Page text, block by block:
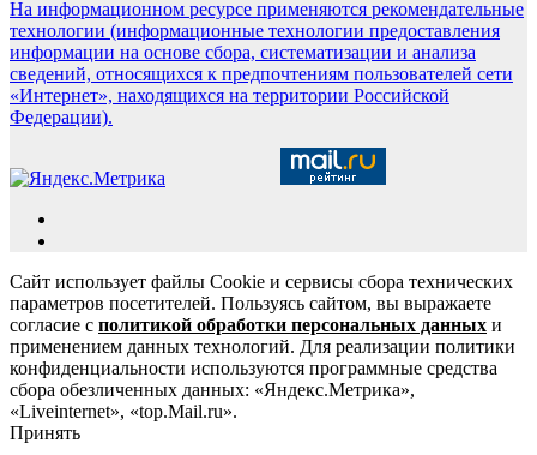
На информационном ресурсе применяются рекомендательные
технологии (информационные технологии предоставления
информации на основе сбора, систематизации и анализа
сведений, относящихся к предпочтениям пользователей сети
«Интернет», находящихся на территории Российской
Федерации).
Сайт использует файлы Cookie и сервисы сбора технических
параметров посетителей. Пользуясь сайтом, вы выражаете
согласие с политикой обработки персональных данных и
применением данных технологий. Для реализации политики
конфиденциальности используются программные средства
сбора обезличенных данных: «Яндекс.Метрика»,
«Liveinternet», «top.Mail.ru».
Принять